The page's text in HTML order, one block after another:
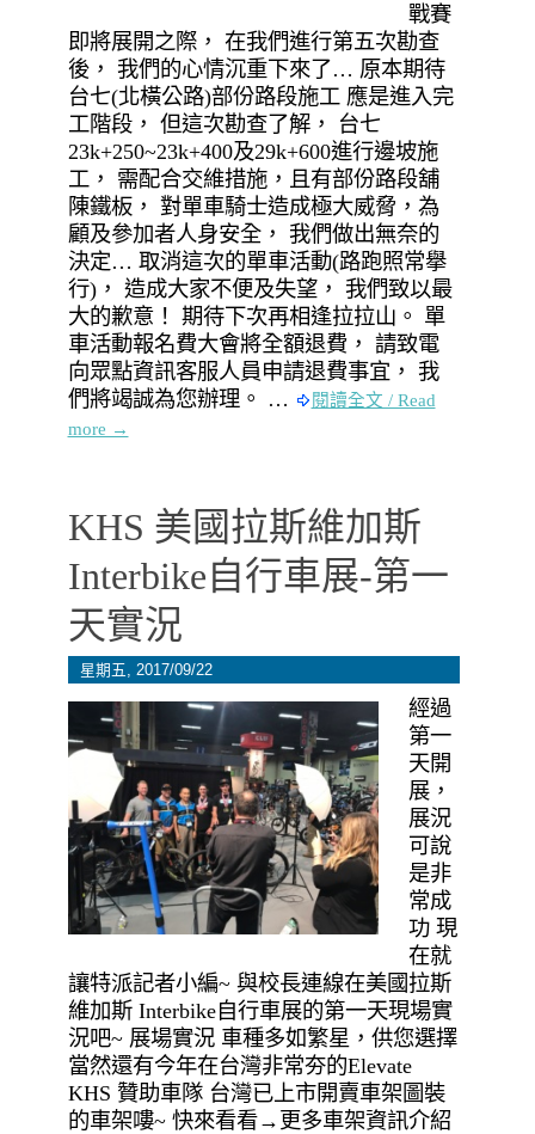
戰賽
即將展開之際， 在我們進行第五次勘查
後， 我們的心情沉重下來了… 原本期待
台七(北橫公路)部份路段施工 應是進入完
工階段， 但這次勘查了解， 台七
23k+250~23k+400及29k+600進行邊坡施
工， 需配合交維措施，且有部份路段舖
陳鐵板， 對單車騎士造成極大威脅，為
顧及參加者人身安全， 我們做出無奈的
決定… 取消這次的單車活動(路跑照常擧
行)， 造成大家不便及失望， 我們致以最
大的歉意！ 期待下次再相逢拉拉山。 單
車活動報名費大會將全額退費， 請致電
向眾點資訊客服人員申請退費事宜， 我
們將竭誠為您辦理。 …
閱讀全文 / Read
more →
KHS 美國拉斯維加斯
Interbike自行車展-第一
天實況
星期五, 2017/09/22
經過
第一
天開
展，
展況
可說
是非
常成
功 現
在就
讓特派記者小編~ 與校長連線在美國拉斯
維加斯 Interbike自行車展的第一天現場實
況吧~ 展場實況 車種多如繁星，供您選擇
當然還有今年在台灣非常夯的Elevate
KHS 贊助車隊 台灣已上市開賣車架圖裝
的車架嘍~ 快來看看→更多車架資訊介紹